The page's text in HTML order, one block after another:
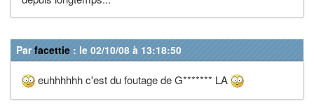
Parfacettie : le 02/10/08 à 13:18:50
euhhhhhh c'est du foutage de G******* LA